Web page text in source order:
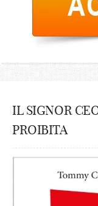
IL SIGNOR
PROIBITA